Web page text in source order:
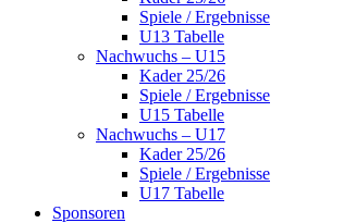
Spiele / Ergebnisse
U13 Tabelle
Nachwuchs – U15
Kader 25/26
Spiele / Ergebnisse
U15 Tabelle
Nachwuchs – U17
Kader 25/26
Spiele / Ergebnisse
U17 Tabelle
Sponsoren